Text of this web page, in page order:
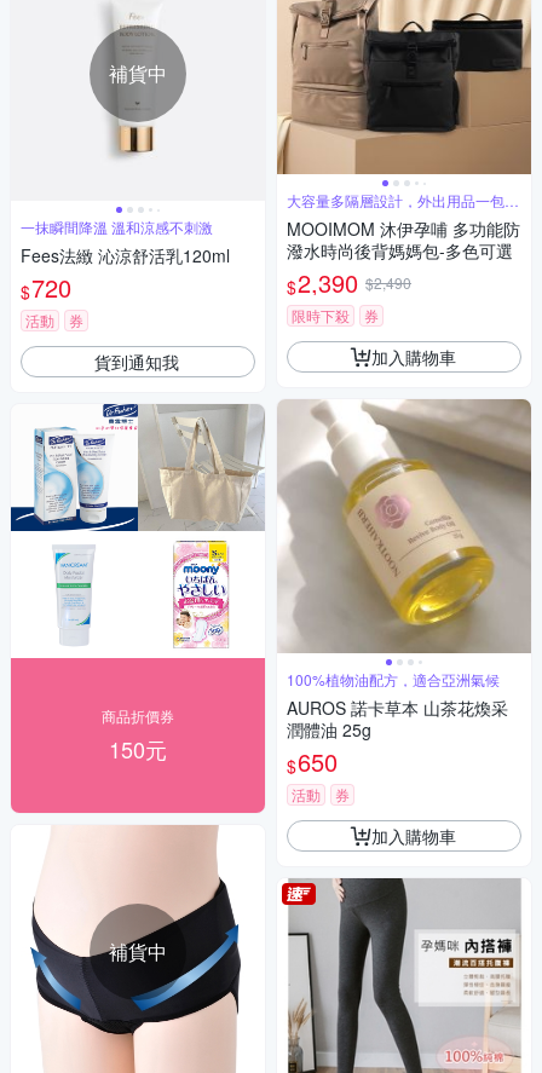
補貨中
一抹瞬間降溫 溫和涼感不刺激
Fees法緻 沁涼舒活乳120ml
$720
活動 券
貨到通知我
商品折價券
150元
補貨中
大容量多隔層設計，外出用品一包搞
定
MOOIMOM 沐伊孕哺 多功能防
潑水時尚後背媽媽包-多色可選
$2,390 $2,490
限時下殺
券
加入購物車
100%植物油配方，適合亞洲氣候
AUROS 諾卡草本 山茶花煥采
潤體油 25g
$650
活動 券
加入購物車